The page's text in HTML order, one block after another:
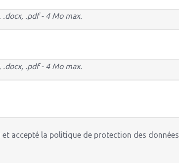
.docx, .pdf - 4 Mo max.
.docx, .pdf - 4 Mo max.
et accepté la politique de protection des données